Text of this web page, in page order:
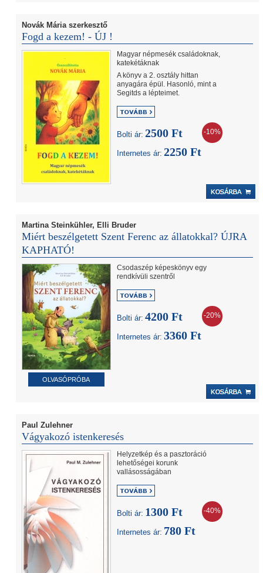
Novák Mária szerkesztő
Fogd a kezem! - ÚJ !
Magyar népmesék családoknak,
katekétáknak
A könyv a 2. osztály hittan
anyagára épül. Hasonló, mint a
Segitds a lépteimet.
Bolti ár: 2500 Ft -10%
Internetes ár: 2250 Ft
Martina Steinkühler, Elli Bruder
Miért beszélgetett Szent Ferenc az állatokkal? ÚJRA
KAPHATÓ!
OLVASÓPRÓBA
Csodaszép képeskönyv egy
rendkívüli szentről
Bolti ár: 4200 Ft -20%
Internetes ár: 3360 Ft
Paul Zulehner
Vágyakozó istenkeresés
Helyzetkép és a pasztoráció
lehetőségei korunk
vallásosságában
Bolti ár: 1300 Ft -40%
Internetes ár: 780 Ft